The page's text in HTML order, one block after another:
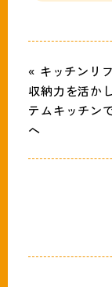
« キッチンリ
収納力を活か
テムキッチン
へ